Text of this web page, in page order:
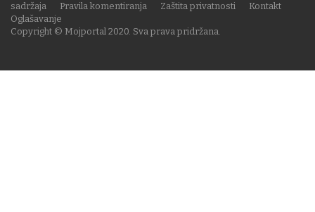
Copyright © Mojportal 2020. Sva prava pridržana.
sadržaja
Pravila komentiranja Zaštita privatnosti
Kontakt
Oglašavanje